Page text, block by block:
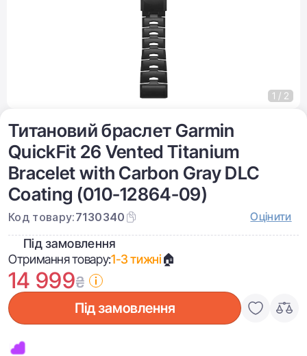
Титановий браслет Garmin
QuickFit 26 Vented Titanium
Bracelet with Carbon Gray DLC
Coating (010-12864-09)
Код товару:7130340 Оцінити
Під замовлення
Отримання товару:1-3 тижні🏠
14 999₴
Під замовлення
1 / 2